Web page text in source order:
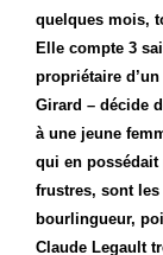
quelques mois,
Elle compte 3
propriétaire
Girard – décide
à une jeune
qui en possédait
frustres, sont
bourlingueur,
Claude Legault